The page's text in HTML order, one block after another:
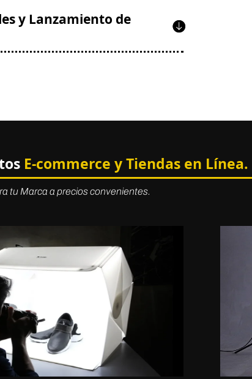
y Lanzamiento de
E-commerce y Tiendas en Línea.
tu Marca a precios convenientes.